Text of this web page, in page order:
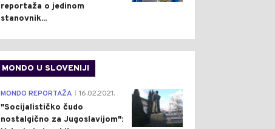
reportaža o jedinom
stanovnik...
MONDO U SLOVENIJI
4
MONDO REPORTAŽA 16.02.2021.
"Socijalističko čudo
nostalgično za Jugoslavijom":